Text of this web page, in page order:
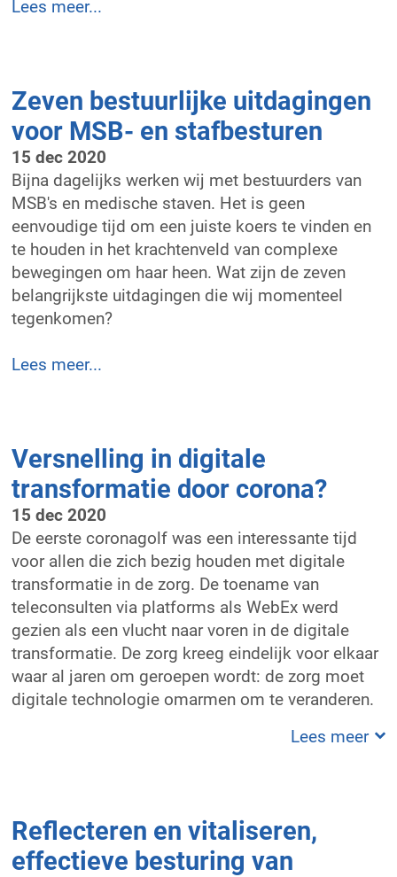
Lees meer...
Zeven bestuurlijke uitdagingen
voor MSB- en stafbesturen
15 dec 2020
Bijna dagelijks werken wij met bestuurders van
MSB's en medische staven. Het is geen
eenvoudige tijd om een juiste koers te vinden en
te houden in het krachtenveld van complexe
bewegingen om haar heen. Wat zijn de zeven
belangrijkste uitdagingen die wij momenteel
tegenkomen?
Lees meer...
Versnelling in digitale
transformatie door corona?
15 dec 2020
De eerste coronagolf was een interessante tijd
voor allen die zich bezig houden met digitale
transformatie in de zorg. De toename van
teleconsulten via platforms als WebEx werd
gezien als een vlucht naar voren in de digitale
transformatie. De zorg kreeg eindelijk voor elkaar
waar al jaren om geroepen wordt: de zorg moet
digitale technologie omarmen om te veranderen.
Lees meer
Reflecteren en vitaliseren,
effectieve besturing van